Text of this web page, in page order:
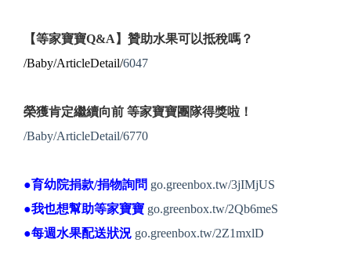
【等家寶寶Q&A】贊助水果可以抵稅嗎？
/Baby/ArticleDetail/6047
榮獲肯定繼續向前 等家寶寶團隊得獎啦！
/Baby/ArticleDetail/6770
●育幼院捐款/捐物詢問 go.greenbox.tw/3jIMjUS
●我也想幫助等家寶寶 go.greenbox.tw/2Qb6meS
●每週水果配送狀況 go.greenbox.tw/2Z1mxlD